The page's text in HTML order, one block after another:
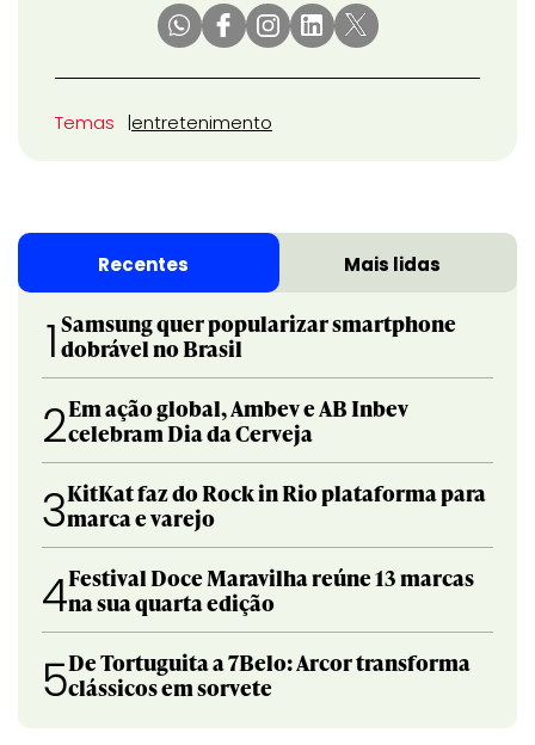
Temas entretenimento
Recentes Mais lidas
1 Samsung quer popularizar smartphone
dobrável no Brasil
2Em ação global, Ambev e AB Inbev
celebram Dia da Cerveja
3KitKat faz do Rock in Rio plataforma para
marca e varejo
4Festival Doce Maravilha reúne 13 marcas
na sua quarta edição
5De Tortuguita a 7Belo: Arcor transforma
clássicos em sorvete